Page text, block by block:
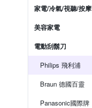
家電/冷氣/視聽/按摩
美容家電
電動刮鬍刀
Philips 飛利浦
Braun 德國百靈
Panasonic國際牌